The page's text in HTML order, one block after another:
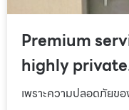
Premium
highly
เพราะความปลอดภัยข